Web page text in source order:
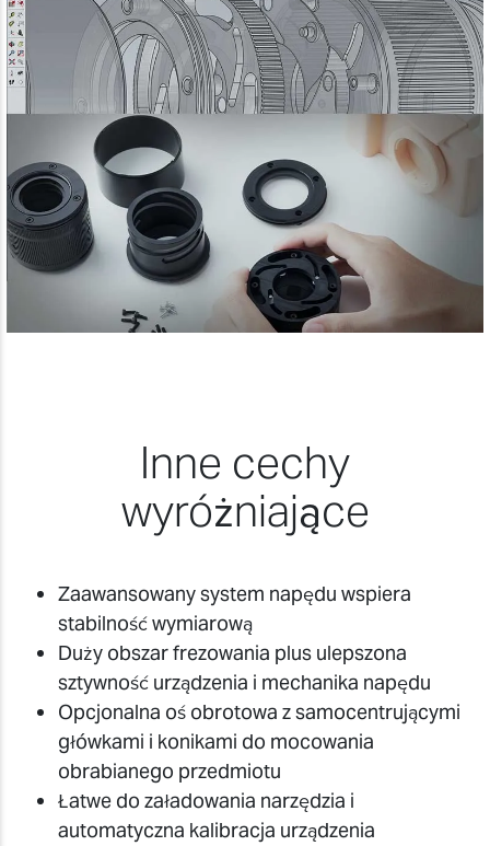
Inne cechy
wyróżniające
Zaawansowany system napędu wspiera
stabilność wymiarową
Duży obszar frezowania plus ulepszona
sztywność urządzenia i mechanika napędu
Opcjonalna oś obrotowa z samocentrującymi
główkami i konikami do mocowania
obrabianego przedmiotu
Łatwe do załadowania narzędzia i
automatyczna kalibracja urządzenia